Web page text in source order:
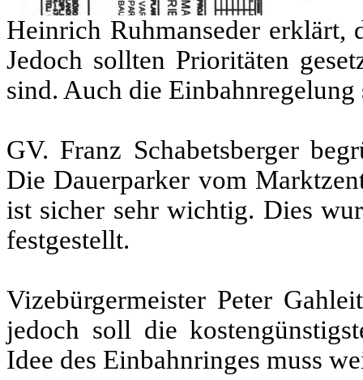
Heinrich Ruhmanseder erklärt,
Jedoch sollten Prioritäten
sind. Auch die
GV. Franz Schabetsberger
Die Dauerparker vom
ist sicher sehr wichtig. Dies
festgestellt.
Vizebürgermeister Peter
jedoch soll die
Idee des Einbahnringes muss